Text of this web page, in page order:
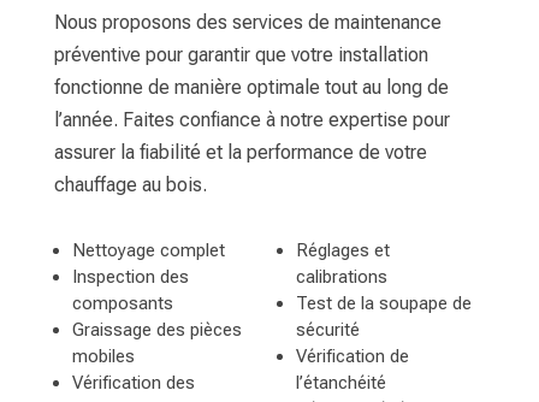
Nous proposons des services de maintenance
préventive pour garantir que votre installation
fonctionne de manière optimale tout au long de
l’année. Faites confiance à notre expertise pour
assurer la fiabilité et la performance de votre
chauffage au bois.
Nettoyage complet
Inspection des
composants
Graissage des pièces
mobiles
Vérification des
Réglages et
calibrations
Test de la soupape de
sécurité
Vérification de
l’étanchéité